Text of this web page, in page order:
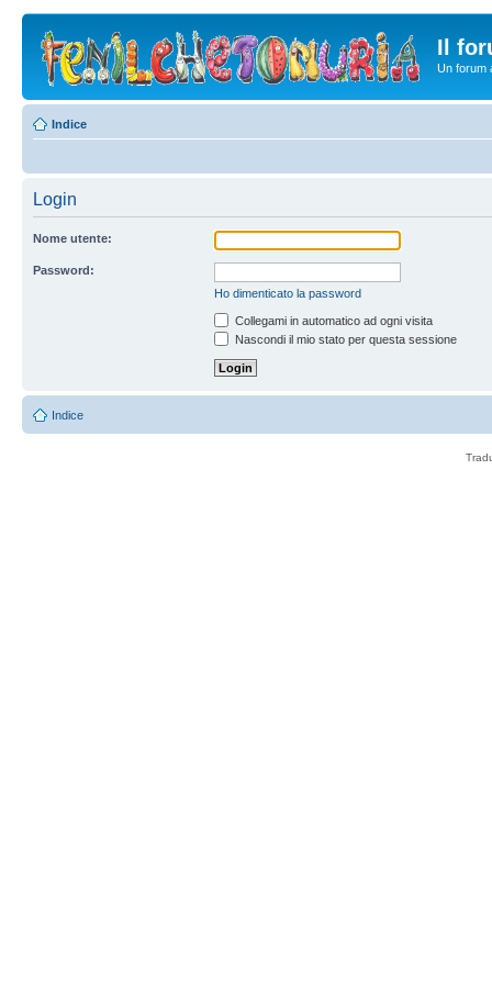
Il
Un forum
Indice
Login
Nome utente:
Password:
Ho dimenticato la password
Collegami in automatico ad ogni visita
Nascondi il mio stato per questa sessione
Indice